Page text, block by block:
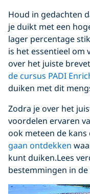
Houd in gedachten
je duikt met een
lager percentage
is het essentieel
over het juiste
de cursus PADI
duiken met dit
Zodra je over het
voordelen ervaren
ook meteen de kans
gaan ontdekken
kunt duiken.Lees
bestemmingen in